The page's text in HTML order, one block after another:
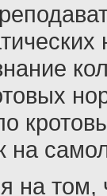
на
на том,